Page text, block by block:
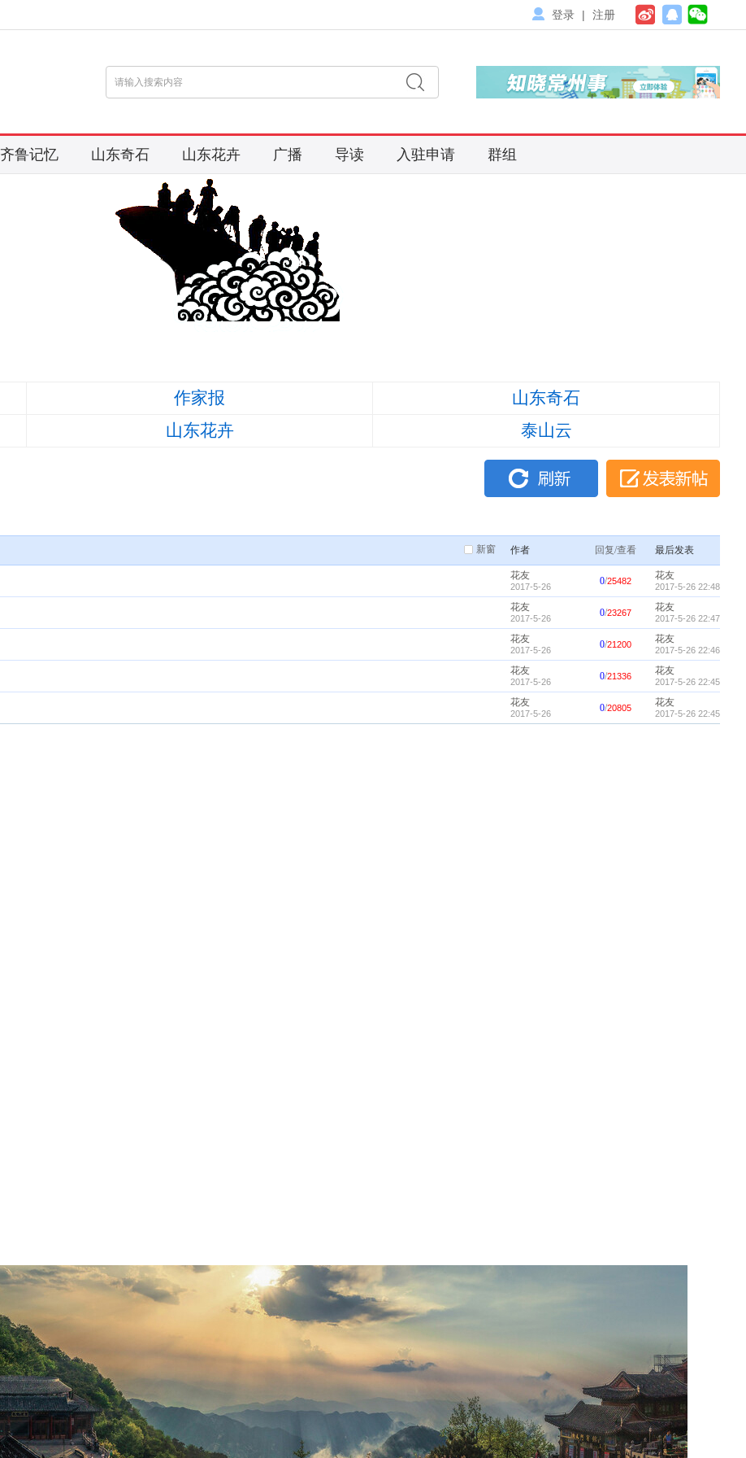
登录 | 注册
搜
齐鲁记忆 山东奇石 山东花卉 广播 导读 入驻申请 群组
作家报
山东奇石
山东花卉 泰山云
新窗 作者 回复/查看 最后发表
花友
2017-5-26 0/25482 花友
2017-5-26 22:48
花友
2017-5-26 0/23267 花友
2017-5-26 22:47
花友
2017-5-26 0/21200 花友
2017-5-26 22:46
花友
2017-5-26 0/21336 花友
2017-5-26 22:45
花友
2017-5-26 0/20805 花友
2017-5-26 22:45